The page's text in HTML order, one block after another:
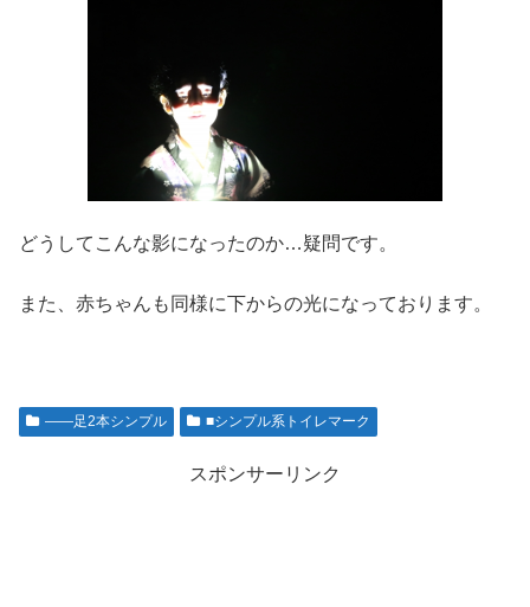
どうしてこんな影になったのか…疑問です。
また、赤ちゃんも同様に下からの光になっております。
――足2本シンプル ■シンプル系トイレマーク
スポンサーリンク